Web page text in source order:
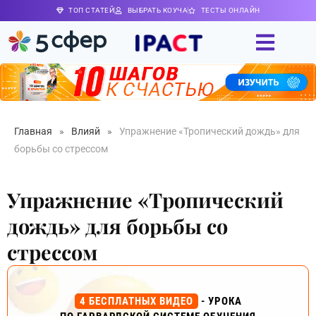
ТОП СТАТЕЙ ВЫБРАТЬ КОУЧА ТЕСТЫ ОНЛАЙН
Главная » Влияй »
Упражнение «Тропический дождь» для
борьбы со стрессом
Упражнение «Тропический
дождь» для борьбы со
стрессом
4 БЕСПЛАТНЫХ ВИДЕО
- УРОКА